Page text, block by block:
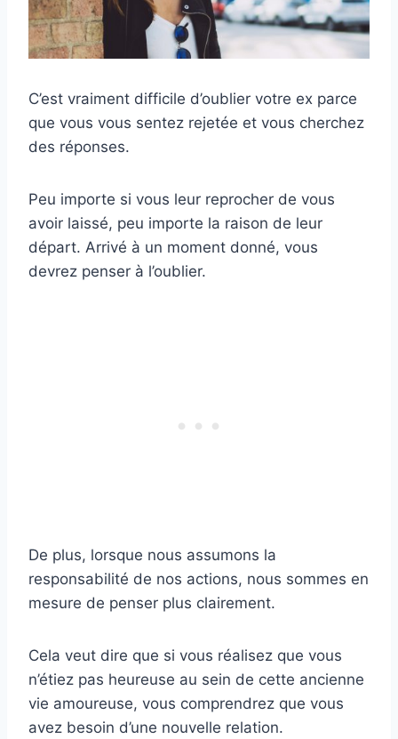
C’est vraiment difficile d’oublier votre ex parce
que vous vous sentez rejetée et vous cherchez
des réponses.
Peu importe si vous leur reprocher de vous
avoir laissé, peu importe la raison de leur
départ. Arrivé à un moment donné, vous
devrez penser à l’oublier.
De plus, lorsque nous assumons la
responsabilité de nos actions, nous sommes en
mesure de penser plus clairement.
Cela veut dire que si vous réalisez que vous
n’étiez pas heureuse au sein de cette ancienne
vie amoureuse, vous comprendrez que vous
avez besoin d’une nouvelle relation.